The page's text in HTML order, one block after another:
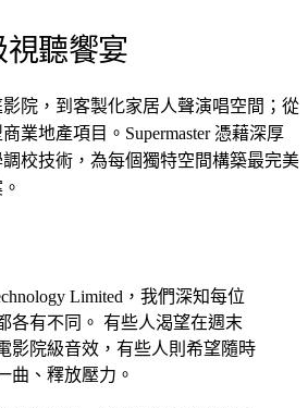
聽饗宴
院，到客製化家居人聲演唱空間；從
業地產項目。Supermaster 憑藉深厚
校技術，為每個獨特空間構築最完美
Limited，我們深知每位
各有不同。 有些人渴望在週末
影院級音效，有些人則希望隨時
曲、釋放壓力。